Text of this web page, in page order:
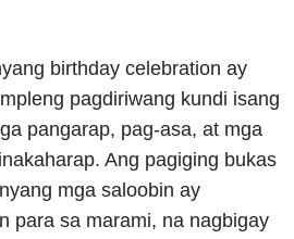
birthday celebration ay
pagdiriwang kundi isang
pangarap, pag-asa, at mga
Ang pagiging bukas
mga saloobin ay
para sa marami, na nagbigay